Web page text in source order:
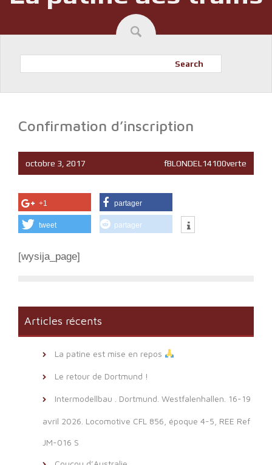
Search
Confirmation d’inscription
octobre 3, 2017 fBLONDEL14100verte
+1 partager
tweet partager
[wysija_page]
Articles récents
La patine est mise en repos
Le retour de Dortmund !
Intermodellbau . Dortmund. Westfalenhallen. 16-19
avril 2026. Locomotive CFL 856, époque 4-5, REE Ref
JM-016 S